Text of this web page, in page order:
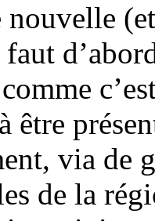
nouvelle
être
via de
de la